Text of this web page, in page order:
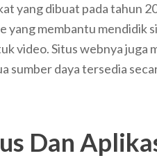
yang dibuat pada tahun
membantu mendidik
video. Situs webnya juga
sumber daya tersedia
Dan